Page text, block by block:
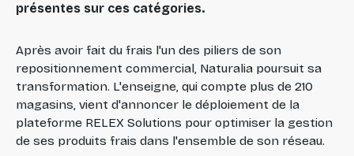
présentes sur ces catégories.
Après avoir fait du frais l'un des piliers de son
repositionnement commercial, Naturalia poursuit sa
transformation. L'enseigne, qui compte plus de 210
magasins, vient d'annoncer le déploiement de la
plateforme RELEX Solutions pour optimiser la gestion
de ses produits frais dans l'ensemble de son réseau.